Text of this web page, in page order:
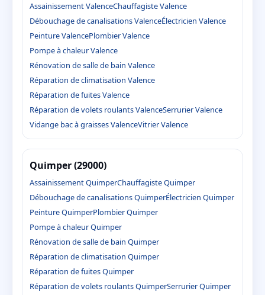
Assainissement ValenceChauffagiste Valence
Débouchage de canalisations ValenceÉlectricien Valence
Peinture ValencePlombier Valence
Pompe à chaleur Valence
Rénovation de salle de bain Valence
Réparation de climatisation Valence
Réparation de fuites Valence
Réparation de volets roulants ValenceSerrurier Valence
Vidange bac à graisses ValenceVitrier Valence
Quimper (29000)
Assainissement QuimperChauffagiste Quimper
Débouchage de canalisations QuimperÉlectricien Quimper
Peinture QuimperPlombier Quimper
Pompe à chaleur Quimper
Rénovation de salle de bain Quimper
Réparation de climatisation Quimper
Réparation de fuites Quimper
Réparation de volets roulants QuimperSerrurier Quimper